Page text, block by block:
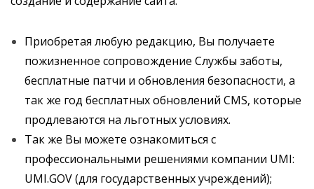
Приобретая любую редакцию, Вы получаете
пожизненное сопровождение Службы заботы,
бесплатные патчи и обновления безопасности, а
так же год бесплатных обновлений CMS, которые
продлеваются на льготных условиях.
Так же Вы можете ознакомиться с
профессиональными решениями компании UMI:
UMI.GOV (для государственных учреждений);